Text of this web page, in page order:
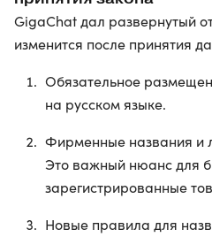
GigaChat дал развернутый
изменится после принятия
Обязательное
на русском языке.
Фирменные названия и
Это важный нюанс для
зарегистрированные
Новые правила для